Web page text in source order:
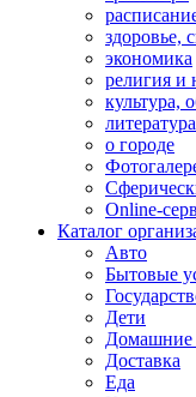
здоровье,
экономика
религия и
культура,
о городе
Online-
Каталог
Авто
Бытовые
Дети
Домашние
Доставка
Еда